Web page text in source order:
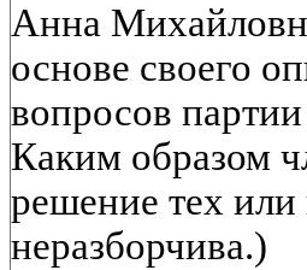
Анна
основе своего
вопросов
Каким образом
решение тех
неразборчива.)